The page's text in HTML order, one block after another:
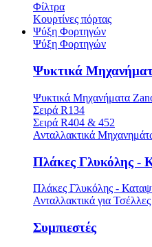
Φίλτρα
Κουρτίνες πόρτας
Ψύξη Φορτηγών
Ψύξη Φορτηγών
Ψυκτικά
Ψυκτικά Μηχανήματα
Σειρά R134
Σειρά R404 & 452
Ανταλλακτικά
Πλάκες Γλυκόλης -
Πλάκες Γλυκόλης -
Ανταλλακτικά για Τσέλλες
Συμπιεστές